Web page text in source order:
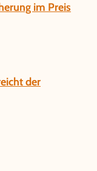
im Preis
der